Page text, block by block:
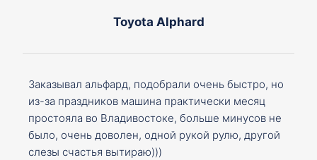
Toyota Alphard
Заказывал альфард, подобрали очень быстро, но
из-за праздников машина практически месяц
простояла во Владивостоке, больше минусов не
было, очень доволен, одной рукой рулю, другой
слезы счастья вытираю)))